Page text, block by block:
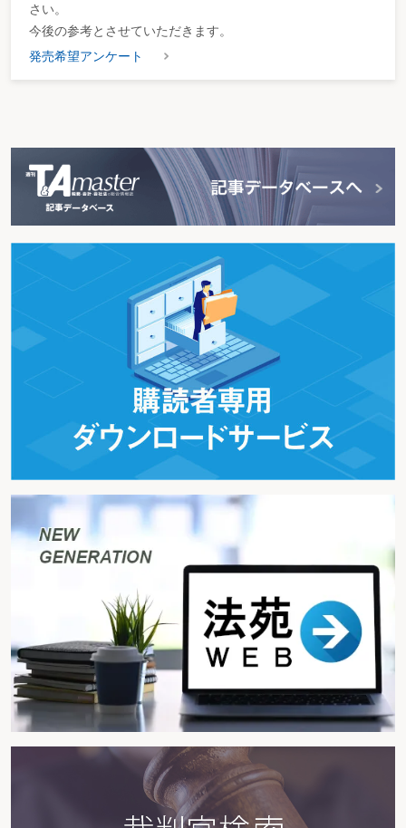
さい。
今後の参考とさせていただきます。
発売希望アンケート